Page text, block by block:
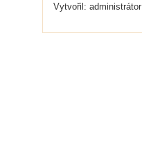
Vytvořil: administrátor